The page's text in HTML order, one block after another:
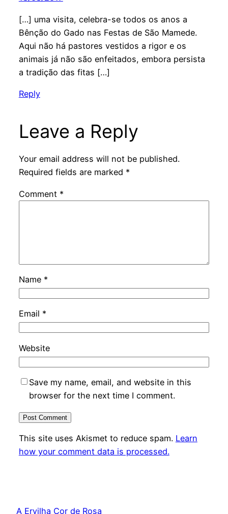
[…] uma visita, celebra-se todos os anos a
Bênção do Gado nas Festas de São Mamede.
Aqui não há pastores vestidos a rigor e os
animais já não são enfeitados, embora persista
a tradição das fitas […]
Reply
Leave a Reply
Your email address will not be published.
Required fields are marked *
Comment *
Name *
Email *
Website
Save my name, email, and website in this
browser for the next time I comment.
This site uses Akismet to reduce spam. Learn
how your comment data is processed.
A Ervilha Cor de Rosa